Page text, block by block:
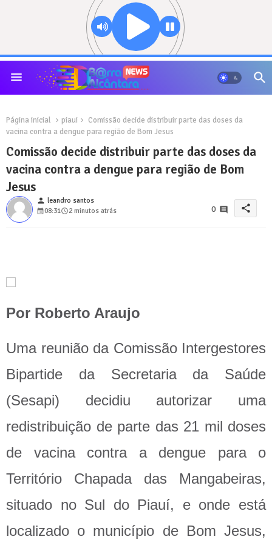
Página inicial piaui
Comissão decide distribuir parte das doses da
vacina contra a dengue para região de Bom Jesus
Comissão decide distribuir parte das doses da
vacina contra a dengue para região de Bom
Jesus
person leandro santos
08:31
2 minutos atrás 0 share
Por Roberto Araujo
Uma reunião da Comissão Intergestores
Bipartide da Secretaria da Saúde
(Sesapi) decidiu autorizar uma
redistribuição de parte das 21 mil doses
de vacina contra a dengue para o
Território Chapada das Mangabeiras,
situado no Sul do Piauí, e onde está
localizado o município de Bom Jesus,